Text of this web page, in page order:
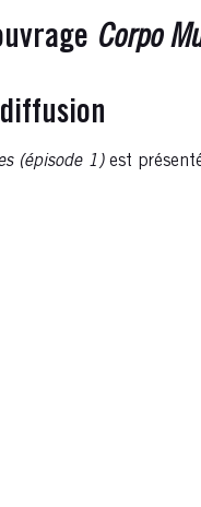
Corpo
(épisode 1) est